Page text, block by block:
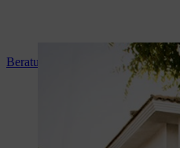
Beratung und Produkteinweisung